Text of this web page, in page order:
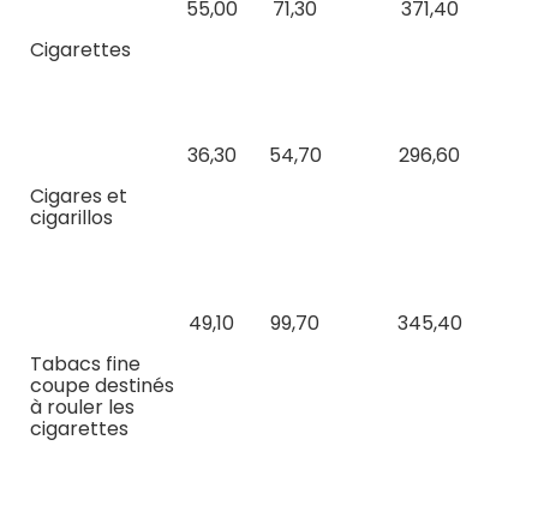
Cigarettes
55,00 71,30 371,40
Cigares et
cigarillos
36,30 54,70 296,60
Tabacs fine
coupe destinés
à rouler les
cigarettes
49,10 99,70 345,40